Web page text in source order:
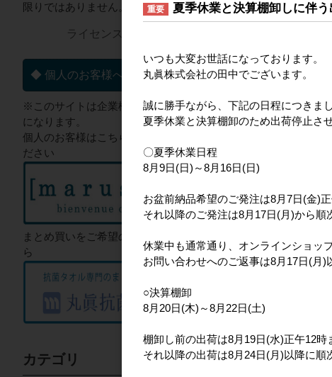
ネパール
限りではありません。
ライセンス一覧▼
◆ 個人のお客様へ
※このサイトは企業様向けのサイト
になります。
個人のお客様はこちらからご確認く
ださい
まとめ買いをご希望のお客様はこち
ら
カテゴリ
重要 夏季休業と決算棚卸しに伴
いつも大変お世話になっております。
丸眞株式会社の田中でございます。
誠に勝手ながら、下記の日程につきま
夏季休業と決算棚卸のため出荷停止さ
〇夏季休業日程
8月9日(日)～8月16日(日)
お盆前納品希望のご発注は8月7日(金)
それ以降のご発注は8月17日(月)から順
休業中も通常通り、オンラインショッ
お問い合わせへのご返事は8月17日(月)
○決算棚卸
8月20日(木)～8月22日(土)
棚卸し前の出荷は8月19日(水)正午12時
それ以降の出荷は8月24日(月)以降に順